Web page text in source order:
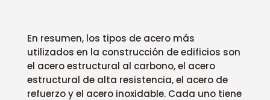
En resumen, los tipos de acero más
utilizados en la construcción de edificios son
el acero estructural al carbono, el acero
estructural de alta resistencia, el acero de
refuerzo y el acero inoxidable. Cada uno tiene